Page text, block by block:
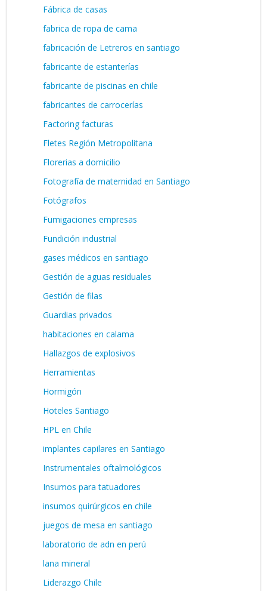
Fábrica de casas
fabrica de ropa de cama
fabricación de Letreros en santiago
fabricante de estanterías
fabricante de piscinas en chile
fabricantes de carrocerías
Factoring facturas
Fletes Región Metropolitana
Florerias a domicilio
Fotografía de maternidad en Santiago
Fotógrafos
Fumigaciones empresas
Fundición industrial
gases médicos en santiago
Gestión de aguas residuales
Gestión de filas
Guardias privados
habitaciones en calama
Hallazgos de explosivos
Herramientas
Hormigón
Hoteles Santiago
HPL en Chile
implantes capilares en Santiago
Instrumentales oftalmológicos
Insumos para tatuadores
insumos quirúrgicos en chile
juegos de mesa en santiago
laboratorio de adn en perú
lana mineral
Liderazgo Chile